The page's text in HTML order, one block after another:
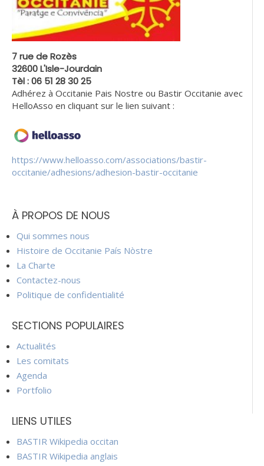
7 rue de Rozès
32600 L'Isle-Jourdain
Tèl : 06 51 28 30 25
Adhérez à Occitanie Pais Nostre ou Bastir Occitanie avec
HelloAsso en cliquant sur le lien suivant :
https://www.helloasso.com/associations/bastir-
occitanie/adhesions/adhesion-bastir-occitanie
À PROPOS DE NOUS
Qui sommes nous
Histoire de Occitanie País Nòstre
La Charte
Contactez-nous
Politique de confidentialité
SECTIONS POPULAIRES
Actualités
Les comitats
Agenda
Portfolio
LIENS UTILES
BASTIR Wikipedia occitan
BASTIR Wikipedia anglais